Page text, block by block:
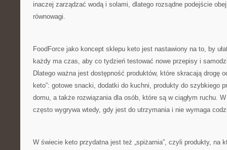
inaczej zarządzać wodą i solami, dlatego rozsądne podejście
równowagi.
FoodForce jako koncept sklepu keto jest nastawiony na to, by
każdy ma czas, aby co tydzień testować nowe przepisy i
Dlatego ważna jest dostępność produktów, które skracają drogę
keto”: gotowe snacki, dodatki do kuchni, produkty do szybkiego
domu, a także rozwiązania dla osób, które są w ciągłym ruchu.
często wygrywa wtedy, gdy jest do utrzymania i nie wymaga
W świecie keto przydatna jest też „spiżarnia”, czyli produkty, na